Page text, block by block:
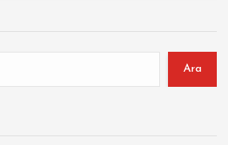
Ara